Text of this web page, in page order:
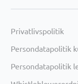
Privatlivspolitik
Persondatapolitik
Persondatapolitik